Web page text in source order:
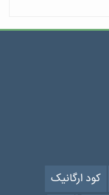
کود ارگانیک